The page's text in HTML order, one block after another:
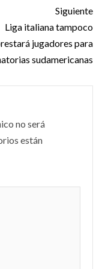
Siguiente
Liga italiana tampoco
jugadores para
sudamericanas
no será
están